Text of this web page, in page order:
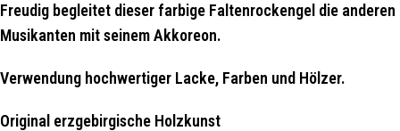
Freudig begleitet dieser farbige Faltenrockengel die anderen
Musikanten mit seinem Akkoreon.
Verwendung hochwertiger Lacke, Farben und Hölzer.
Original erzgebirgische Holzkunst